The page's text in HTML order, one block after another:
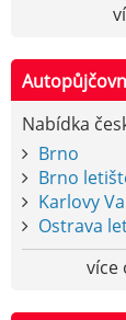
Nabídka
Brno
Brno
Karlovy
Ostrava
více